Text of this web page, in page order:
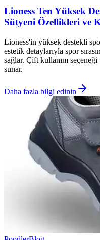
Lioness Ten Yüksek
Sütyeni Özellikleri ve
Lioness'in yüksek destekli
estetik detaylarıyla spor
sağlar. Çift kullanım
sunar.
Daha fazla bilgi edinin